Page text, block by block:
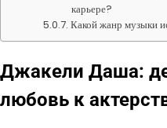
карьере?
Какой жанр музыки
Джакели Даша:
любовь к